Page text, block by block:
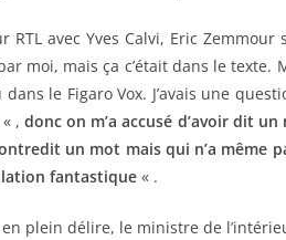
RTL avec Yves Calvi, Eric
moi, mais ça c’était dans le
le Figaro Vox. J’avais une
, donc on m’a accusé d’avoir dit
un mot mais qui n’a même
fantastique « .
en plein délire, le ministre de